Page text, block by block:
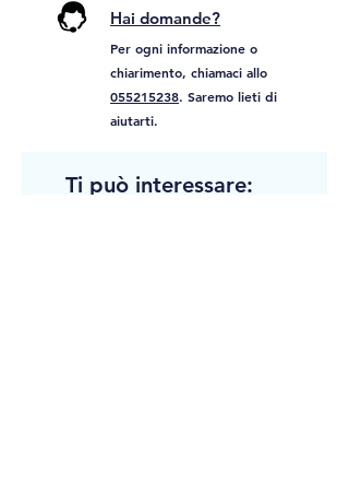
Hai domande?
Per ogni informazione o
chiarimento, chiamaci allo
055215238. Saremo lieti di
aiutarti.
Ti può interessare: